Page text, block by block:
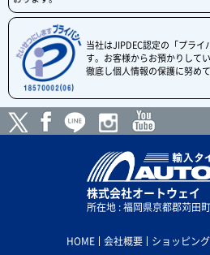
当社はJIPDEC認定の「プラ
す。お客様からお預かりして
徹底し個人情報の保護に努めて
株式会社オートウェイ
所在地 : 福岡県京都郡苅田
HOME 会社概要 ショッピン